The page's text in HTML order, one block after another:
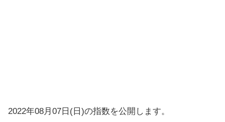
2022年08月07日(日)の指数を公開します。